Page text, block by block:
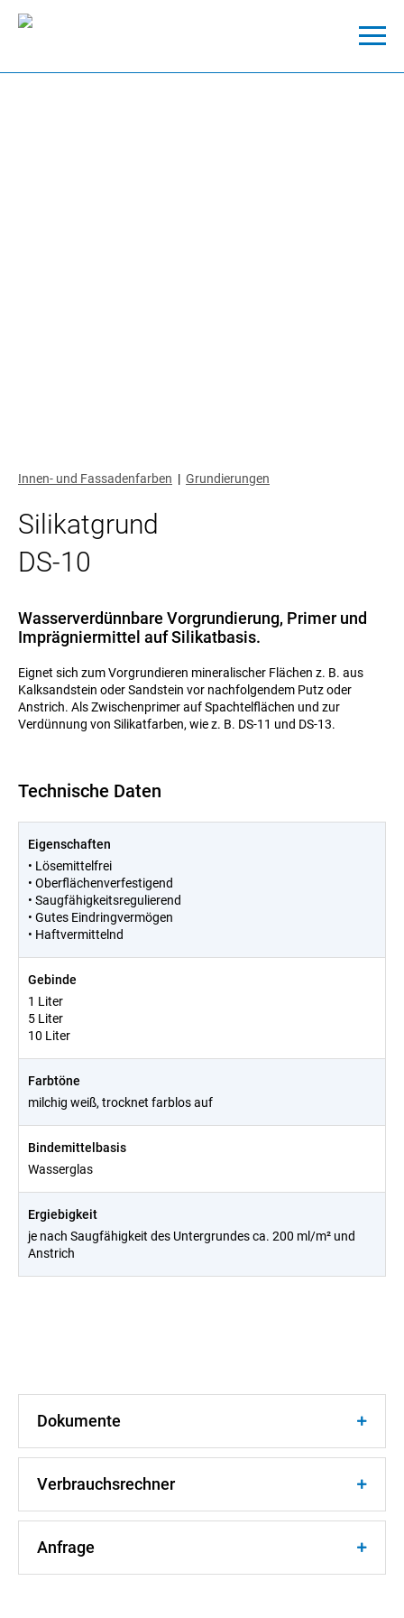
Innen- und Fassadenfarben | Grundierungen
Silikatgrund
DS-10
Wasserverdünnbare Vorgrundierung, Primer und
Imprägniermittel auf Silikatbasis.
Eignet sich zum Vorgrundieren mineralischer Flächen z. B. aus
Kalksandstein oder Sandstein vor nachfolgendem Putz oder
Anstrich. Als Zwischenprimer auf Spachtelflächen und zur
Verdünnung von Silikatfarben, wie z. B. DS-11 und DS-13.
Technische Daten
Eigenschaften
• Lösemittelfrei
• Oberflächenverfestigend
• Saugfähigkeitsregulierend
• Gutes Eindringvermögen
• Haftvermittelnd
Gebinde
1 Liter
5 Liter
10 Liter
Farbtöne
milchig weiß, trocknet farblos auf
Bindemittelbasis
Wasserglas
Ergiebigkeit
je nach Saugfähigkeit des Untergrundes ca. 200 ml/m² und
Anstrich
Dokumente
Verbrauchsrechner
Anfrage